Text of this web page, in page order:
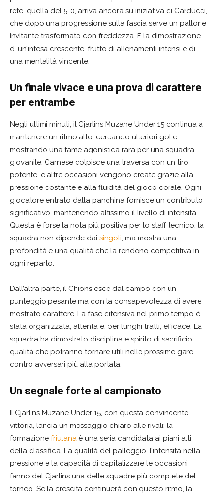
rete, quella del 5-0, arriva ancora su iniziativa di Carducci,
che dopo una progressione sulla fascia serve un pallone
invitante trasformato con freddezza. È la dimostrazione
di un’intesa crescente, frutto di allenamenti intensi e di
una mentalità vincente.
Un finale vivace e una prova di carattere
per entrambe
Negli ultimi minuti, il Cjarlins Muzane Under 15 continua a
mantenere un ritmo alto, cercando ulteriori gol e
mostrando una fame agonistica rara per una squadra
giovanile. Carnese colpisce una traversa con un tiro
potente, e altre occasioni vengono create grazie alla
pressione costante e alla fluidità del gioco corale. Ogni
giocatore entrato dalla panchina fornisce un contributo
significativo, mantenendo altissimo il livello di intensità.
Questa è forse la nota più positiva per lo staff tecnico: la
squadra non dipende dai singoli, ma mostra una
profondità e una qualità che la rendono competitiva in
ogni reparto.
Dall’altra parte, il Chions esce dal campo con un
punteggio pesante ma con la consapevolezza di avere
mostrato carattere. La fase difensiva nel primo tempo è
stata organizzata, attenta e, per lunghi tratti, efficace. La
squadra ha dimostrato disciplina e spirito di sacrificio,
qualità che potranno tornare utili nelle prossime gare
contro avversari più alla portata.
Un segnale forte al campionato
Il Cjarlins Muzane Under 15, con questa convincente
vittoria, lancia un messaggio chiaro alle rivali: la
formazione friulana è una seria candidata ai piani alti
della classifica. La qualità del palleggio, l’intensità nella
pressione e la capacità di capitalizzare le occasioni
fanno del Cjarlins una delle squadre più complete del
torneo. Se la crescita continuerà con questo ritmo, la